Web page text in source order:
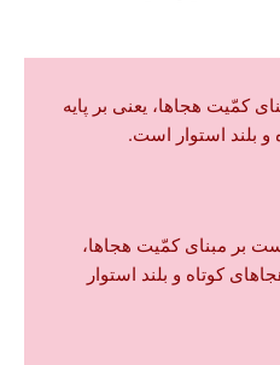
یعنی بر پایه
است.
کمّیت هجاها،
و بلند استوار